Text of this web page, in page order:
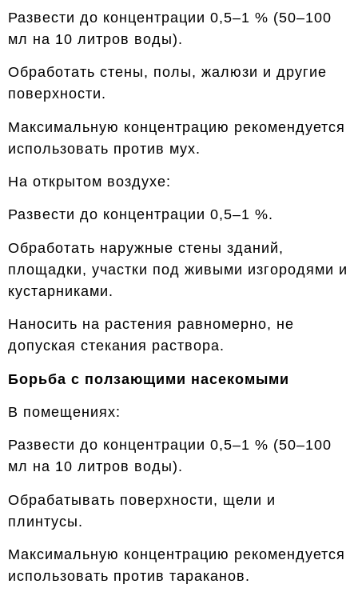
Развести до концентрации 0,5–1 % (50–100
мл на 10 литров воды).
Обработать стены, полы, жалюзи и другие
поверхности.
Максимальную концентрацию рекомендуется
использовать против мух.
На открытом воздухе:
Развести до концентрации 0,5–1 %.
Обработать наружные стены зданий,
площадки, участки под живыми изгородями и
кустарниками.
Наносить на растения равномерно, не
допуская стекания раствора.
Борьба с ползающими насекомыми
В помещениях:
Развести до концентрации 0,5–1 % (50–100
мл на 10 литров воды).
Обрабатывать поверхности, щели и
плинтусы.
Максимальную концентрацию рекомендуется
использовать против тараканов.